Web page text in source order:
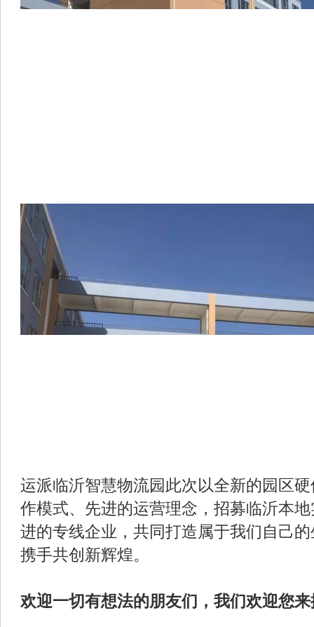
运派临沂智慧物流园此次以全新的园区
作模式、先进的运营理念，招募临沂本
进的专线企业，共同打造属于我们自己
携手共创新辉煌。
欢迎一切有想法的朋友们，我们欢迎您